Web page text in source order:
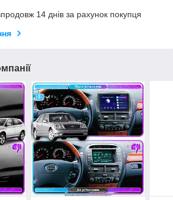
14 днів за рахунок покупця